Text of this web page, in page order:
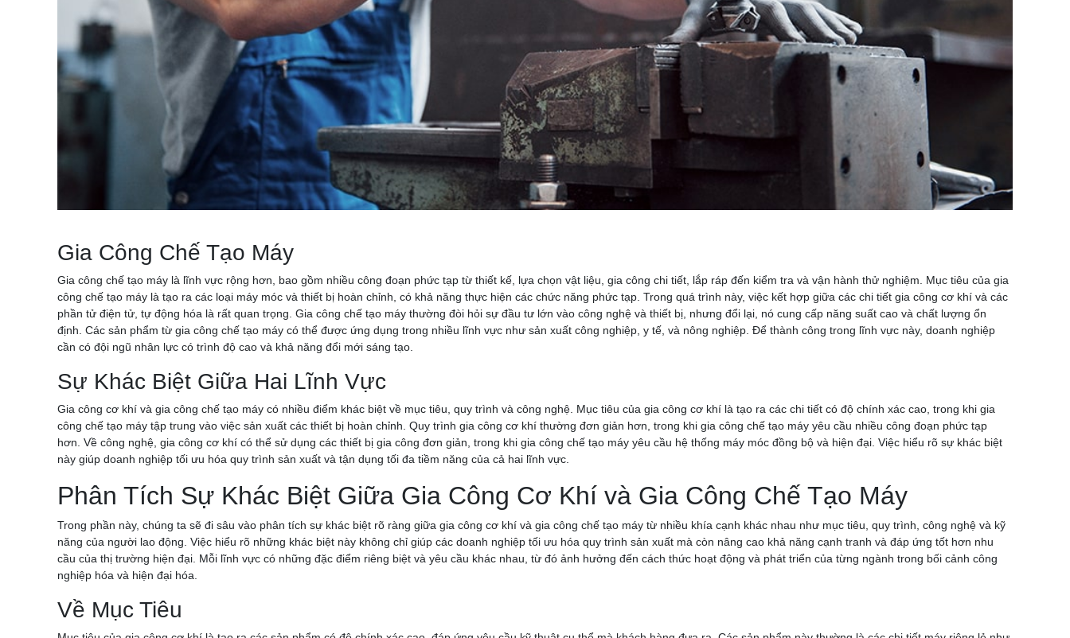
Gia Công Chế Tạo Máy
Gia công chế tạo máy là lĩnh vực rộng hơn, bao gồm nhiều công đoạn phức tạp từ thiết kế, lựa chọn vật liệu, gia công chi tiết, lắp ráp đến kiểm tra và vận hành thử nghiệm. Mục tiêu của gia
công chế tạo máy là tạo ra các loại máy móc và thiết bị hoàn chỉnh, có khả năng thực hiện các chức năng phức tạp. Trong quá trình này, việc kết hợp giữa các chi tiết gia công cơ khí và các
phần tử điện tử, tự động hóa là rất quan trọng. Gia công chế tạo máy thường đòi hỏi sự đầu tư lớn vào công nghệ và thiết bị, nhưng đổi lại, nó cung cấp năng suất cao và chất lượng ổn
định. Các sản phẩm từ gia công chế tạo máy có thể được ứng dụng trong nhiều lĩnh vực như sản xuất công nghiệp, y tế, và nông nghiệp. Để thành công trong lĩnh vực này, doanh nghiệp
cần có đội ngũ nhân lực có trình độ cao và khả năng đổi mới sáng tạo.
Sự Khác Biệt Giữa Hai Lĩnh Vực
Gia công cơ khí và gia công chế tạo máy có nhiều điểm khác biệt về mục tiêu, quy trình và công nghệ. Mục tiêu của gia công cơ khí là tạo ra các chi tiết có độ chính xác cao, trong khi gia
công chế tạo máy tập trung vào việc sản xuất các thiết bị hoàn chỉnh. Quy trình gia công cơ khí thường đơn giản hơn, trong khi gia công chế tạo máy yêu cầu nhiều công đoạn phức tạp
hơn. Về công nghệ, gia công cơ khí có thể sử dụng các thiết bị gia công đơn giản, trong khi gia công chế tạo máy yêu cầu hệ thống máy móc đồng bộ và hiện đại. Việc hiểu rõ sự khác biệt
này giúp doanh nghiệp tối ưu hóa quy trình sản xuất và tận dụng tối đa tiềm năng của cả hai lĩnh vực.
Phân Tích Sự Khác Biệt Giữa Gia Công Cơ Khí và Gia Công Chế Tạo Máy
Trong phần này, chúng ta sẽ đi sâu vào phân tích sự khác biệt rõ ràng giữa gia công cơ khí và gia công chế tạo máy từ nhiều khía cạnh khác nhau như mục tiêu, quy trình, công nghệ và kỹ
năng của người lao động. Việc hiểu rõ những khác biệt này không chỉ giúp các doanh nghiệp tối ưu hóa quy trình sản xuất mà còn nâng cao khả năng cạnh tranh và đáp ứng tốt hơn nhu
cầu của thị trường hiện đại. Mỗi lĩnh vực có những đặc điểm riêng biệt và yêu cầu khác nhau, từ đó ảnh hưởng đến cách thức hoạt động và phát triển của từng ngành trong bối cảnh công
nghiệp hóa và hiện đại hóa.
Về Mục Tiêu